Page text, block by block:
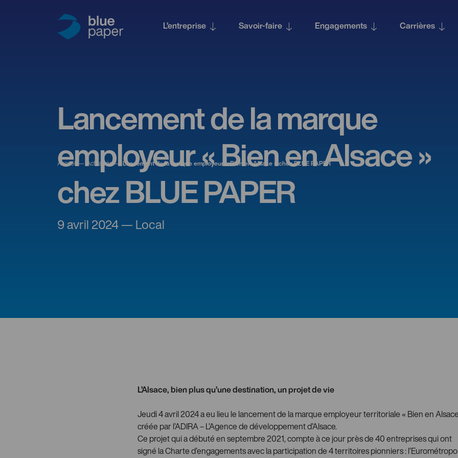
L’entreprise Savoir‑faire Engagements Carrières
Accueil Actualités Lancement de la marque employeur « Bien en Alsace » chez BLUE PAPER
Lancement de la marque
employeur « Bien en Alsace »
chez BLUE PAPER
9 avril 2024 — Local
L’Alsace, bien plus qu’une destination, un projet de vie
Jeudi 4 avril 2024 a eu lieu le lancement de la marque employeur territoriale « Bien en
créée par l’ADIRA – L’Agence de développement d’Alsace.
Ce projet qui a débuté en septembre 2021, compte à ce jour près de 40 entreprises qui ont
signé la Charte d’engagements avec la participation de 4 territoires pionniers :